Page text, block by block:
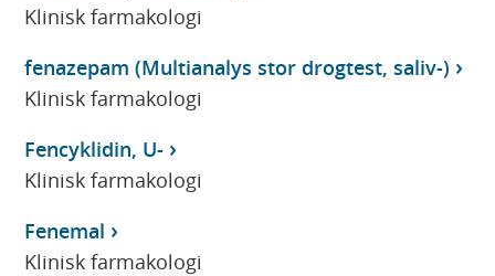
Klinisk farmakologi
fenazepam (Multianalys stor drogtest, saliv-)
Klinisk farmakologi
Fencyklidin, U-
Klinisk farmakologi
Fenemal
Klinisk farmakologi